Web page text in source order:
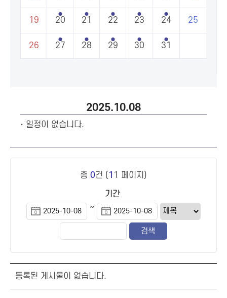
19 20 21 22 23 24 25
26 27 28 29 30 31
2025.10.08
일정이 없습니다.
총 0건 ( 1 1 페이지)
기간
~
등록된 게시물이 없습니다.